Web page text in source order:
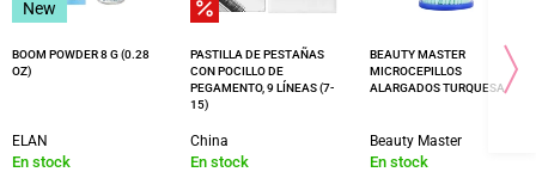
New
BOOM POWDER 8 G (0.28
OZ)
ELAN
En stock
PASTILLA DE PESTAÑAS
CON POCILLO DE
PEGAMENTO, 9 LÍNEAS (7-
15)
China
En stock
BEAUTY MASTER
MICROCEPILLOS
ALARGADOS TURQUESA
Beauty Master
En stock